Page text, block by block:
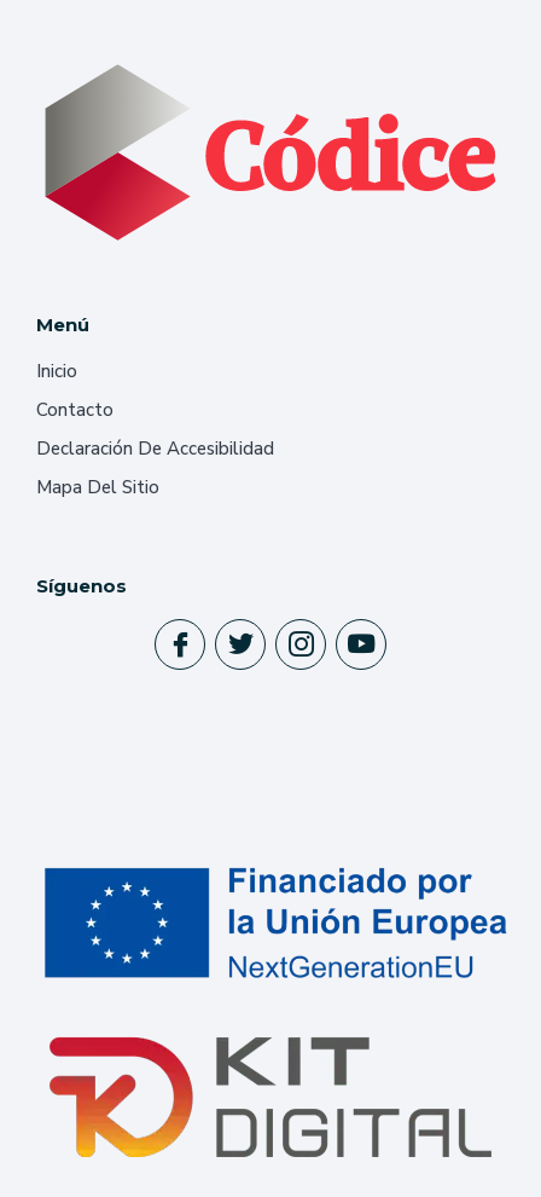
Menú
Inicio
Contacto
Declaración De Accesibilidad
Mapa Del Sitio
Síguenos